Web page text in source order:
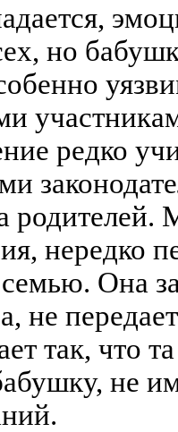
но
редко
нередко
Она
не
так, что
не